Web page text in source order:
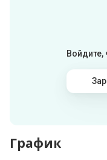
Войдите,
График